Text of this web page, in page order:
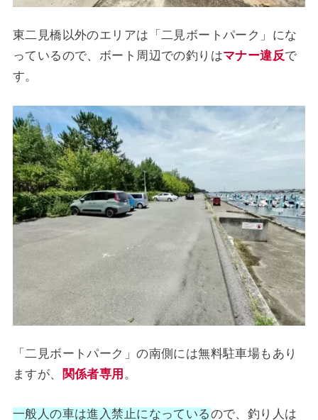
東二見橋以外のエリアは「二見ボートパーク」にな
っているので、ボート周辺での釣りはマナー違反で
す。
「二見ボートパーク」の南側には無料駐車場もあり
ますが、
関係者専用 。
一般人の車は進入禁止になっているので、釣り人は